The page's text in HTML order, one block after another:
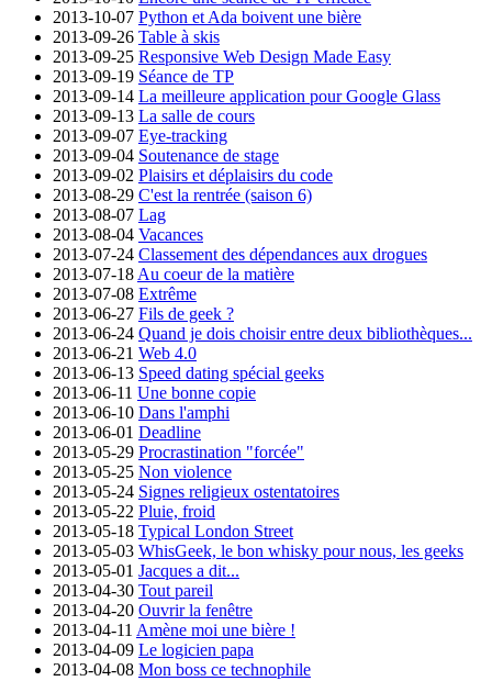
2013-10-07 Python et Ada boivent une bière
2013-09-26 Table à skis
2013-09-25 Responsive Web Design Made Easy
2013-09-19 Séance de TP
2013-09-14 La meilleure application pour Google Glass
2013-09-13 La salle de cours
2013-09-07 Eye-tracking
2013-09-04 Soutenance de stage
2013-09-02 Plaisirs et déplaisirs du code
2013-08-29 C'est la rentrée (saison 6)
2013-08-07 Lag
2013-08-04 Vacances
2013-07-24 Classement des dépendances aux drogues
2013-07-18 Au coeur de la matière
2013-07-08 Extrême
2013-06-27 Fils de geek ?
2013-06-24 Quand je dois choisir entre deux bibliothèques...
2013-06-21 Web 4.0
2013-06-13 Speed dating spécial geeks
2013-06-11 Une bonne copie
2013-06-10 Dans l'amphi
2013-06-01 Deadline
2013-05-29 Procrastination "forcée"
2013-05-25 Non violence
2013-05-24 Signes religieux ostentatoires
2013-05-22 Pluie, froid
2013-05-18 Typical London Street
2013-05-03 WhisGeek, le bon whisky pour nous, les geeks
2013-05-01 Jacques a dit...
2013-04-30 Tout pareil
2013-04-20 Ouvrir la fenêtre
2013-04-11 Amène moi une bière !
2013-04-09 Le logicien papa
2013-04-08 Mon boss ce technophile